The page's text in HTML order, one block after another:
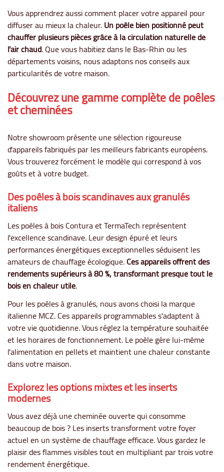
Vous apprendrez aussi comment placer votre appareil pour
diffuser au mieux la chaleur.Un poêle bien positionné peut
chauffer plusieurs pièces grâce à la circulation naturelle de
l'air chaud. Que vous habitiez dans le Bas-Rhin ou les
départements voisins, nous adaptons nos conseils aux
particularités de votre maison.
Découvrez une gamme complète de poêles
et cheminées
Notre showroom présente une sélection rigoureuse
d'appareils fabriqués par les meilleurs fabricants européens.
Vous trouverez forcément le modèle qui correspond à vos
goûts et à votre budget.
Des poêles à bois scandinaves aux granulés
italiens
Les poêles à bois Contura et TermaTech représentent
l'excellence scandinave. Leur design épuré et leurs
performances énergétiques exceptionnelles séduisent les
amateurs de chauffage écologique.Ces appareils offrent des
rendements supérieurs à 80 %, transformant presque tout le
bois en chaleur utile.
Pour les poêles à granulés, nous avons choisi la marque
italienne MCZ. Ces appareils programmables s'adaptent à
votre vie quotidienne. Vous réglez la température souhaitée
et les horaires de fonctionnement. Le poêle gère lui-même
l'alimentation en pellets et maintient une chaleur constante
dans votre maison.
Explorez les options mixtes et les inserts
modernes
Vous avez déjà une cheminée ouverte qui consomme
beaucoup de bois ? Les inserts transforment votre foyer
actuel en un système de chauffage efficace. Vous gardez le
plaisir des flammes visibles tout en multipliant par trois votre
rendement énergétique.